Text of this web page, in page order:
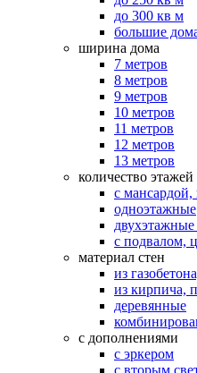
до 300 кв м
большие
ширина дома
7 метров
8 метров
9 метров
10 метров
11 метров
12 метров
13 метров
количество этажей
с
одноэтажные
с подвалом,
материал стен
из
из кирпича,
деревянные
с дополнениями
с эркером
с вторым